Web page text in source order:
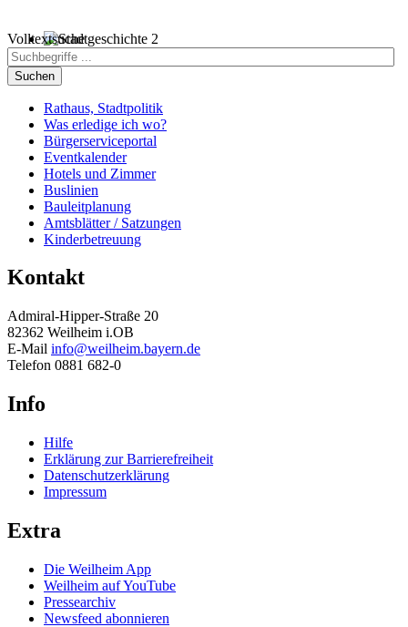
Volltextsuche
Suchen
Rathaus, Stadtpolitik
Was erledige ich wo?
Bürgerserviceportal
Eventkalender
Hotels und Zimmer
Buslinien
Bauleitplanung
Amtsblätter / Satzungen
Kinderbetreuung
Kontakt
Admiral-Hipper-Straße 20
82362 Weilheim i.OB
E-Mail info@weilheim.bayern.de
Telefon 0881 682-0
Info
Hilfe
Erklärung zur Barrierefreiheit
Datenschutzerklärung
Impressum
Extra
Die Weilheim App
Weilheim auf YouTube
Pressearchiv
Newsfeed abonnieren